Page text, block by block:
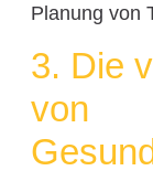
Planung von
3. Die
von